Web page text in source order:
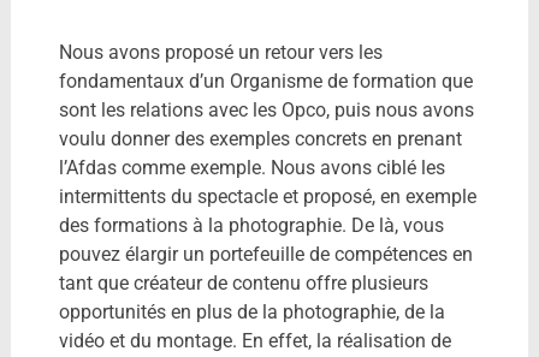
Nous avons proposé un retour vers les
fondamentaux d’un Organisme de formation que
sont les relations avec les Opco, puis nous avons
voulu donner des exemples concrets en prenant
l’Afdas comme exemple. Nous avons ciblé les
intermittents du spectacle et proposé, en exemple
des formations à la photographie. De là, vous
pouvez élargir un portefeuille de compétences en
tant que créateur de contenu offre plusieurs
opportunités en plus de la photographie, de la
vidéo et du montage. En effet, la réalisation de